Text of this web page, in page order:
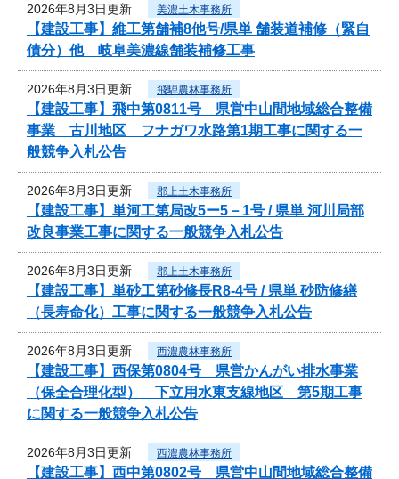
2026年8月3日更新 美濃土木事務所
【建設工事】維工第舗補8他号/県単 舗装道補修（緊自
債分）他 岐阜美濃線舗装補修工事
2026年8月3日更新 飛騨農林事務所
【建設工事】飛中第0811号 県営中山間地域総合整備
事業 古川地区 フナガワ水路第1期工事に関する一
般競争入札公告
2026年8月3日更新 郡上土木事務所
【建設工事】単河工第局改5ー5－1号 / 県単 河川局部
改良事業工事に関する一般競争入札公告
2026年8月3日更新 郡上土木事務所
【建設工事】単砂工第砂修長R8-4号 / 県単 砂防修繕
（長寿命化）工事に関する一般競争入札公告
2026年8月3日更新 西濃農林事務所
【建設工事】西保第0804号 県営かんがい排水事業
（保全合理化型） 下立用水東支線地区 第5期工事
に関する一般競争入札公告
2026年8月3日更新 西濃農林事務所
【建設工事】西中第0802号 県営中山間地域総合整備